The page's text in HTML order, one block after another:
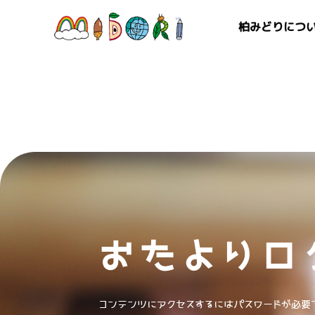
柏みどりにつ
おたよりロ
コンテンツにアクセスするにはパスワードが必要